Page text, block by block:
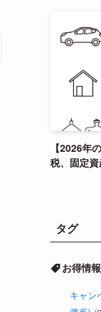
【2026年
税、固定
タグ
お得情
キャン